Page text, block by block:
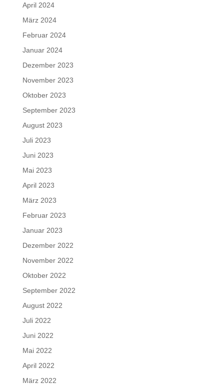
April 2024
März 2024
Februar 2024
Januar 2024
Dezember 2023
November 2023
Oktober 2023
September 2023
August 2023
Juli 2023
Juni 2023
Mai 2023
April 2023
März 2023
Februar 2023
Januar 2023
Dezember 2022
November 2022
Oktober 2022
September 2022
August 2022
Juli 2022
Juni 2022
Mai 2022
April 2022
März 2022